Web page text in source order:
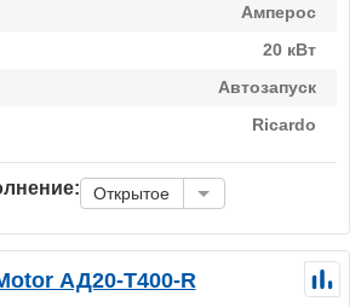
Амперос
20 кВт
Автозапуск
Ricardo
Открытое
АД20-Т400-R